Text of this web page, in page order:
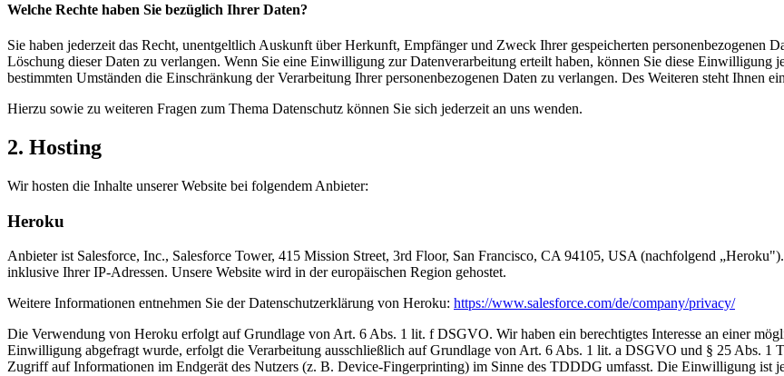
Welche Rechte haben Sie bezüglich Ihrer Daten?
Sie haben jederzeit das Recht, unentgeltlich Auskunft über Herkunft, Empfänger und Zweck Ihrer gespeicherten personenbezogenen
Löschung dieser Daten zu verlangen. Wenn Sie eine Einwilligung zur Datenverarbeitung erteilt haben, können Sie diese
bestimmten Umständen die Einschränkung der Verarbeitung Ihrer personenbezogenen Daten zu verlangen. Des Weiteren steht Ihnen
Hierzu sowie zu weiteren Fragen zum Thema Datenschutz können Sie sich jederzeit an uns wenden.
2. Hosting
Wir hosten die Inhalte unserer Website bei folgendem Anbieter:
Heroku
Anbieter ist Salesforce, Inc., Salesforce Tower, 415 Mission Street, 3rd Floor, San Francisco, CA 94105, USA (nachfolgend
inklusive Ihrer IP-Adressen. Unsere Website wird in der europäischen Region gehostet.
Weitere Informationen entnehmen Sie der Datenschutzerklärung von Heroku: https://www.salesforce.com/de/company/privacy/
Die Verwendung von Heroku erfolgt auf Grundlage von Art. 6 Abs. 1 lit. f DSGVO. Wir haben ein berechtigtes Interesse an einer
Einwilligung abgefragt wurde, erfolgt die Verarbeitung ausschließlich auf Grundlage von Art. 6 Abs. 1 lit. a DSGVO und § 25 Abs.
Zugriff auf Informationen im Endgerät des Nutzers (z. B. Device-Fingerprinting) im Sinne des TDDDG umfasst. Die Einwilligung ist